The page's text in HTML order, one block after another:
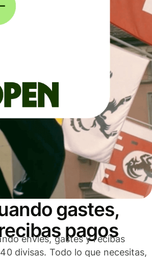
gastes,
pagos
envíes, gastes y recibas
divisas. Todo lo que necesitas,